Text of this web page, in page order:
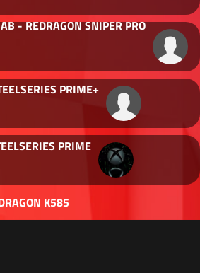
- REDRAGON SNIPER PRO
PRIME+
PRIME
K585